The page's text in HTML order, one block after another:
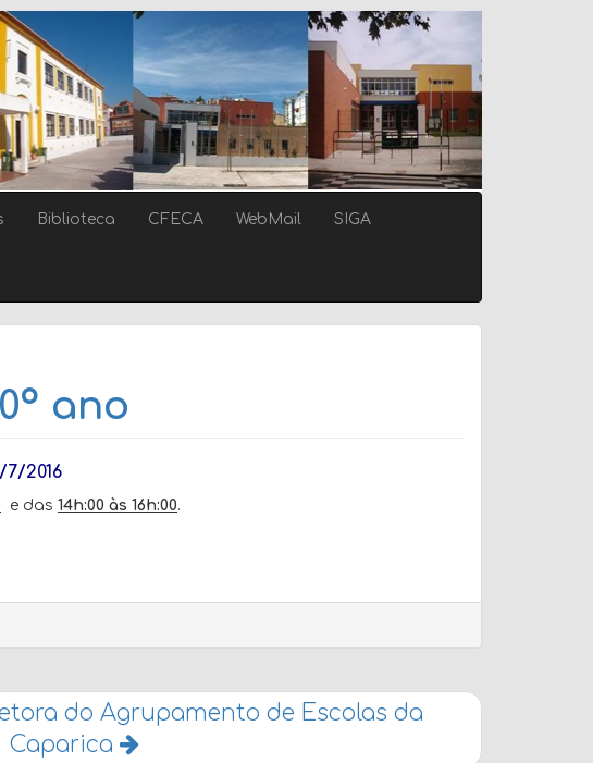
Biblioteca CFECA WebMail SIGA
ano
7/2016
e das 14h:00 às 16h:00.
do Agrupamento de Escolas da
Caparica